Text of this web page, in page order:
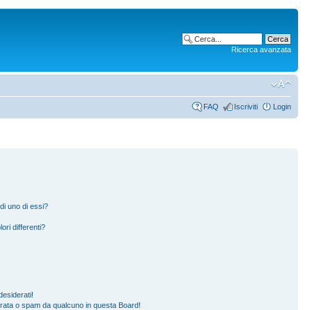
Ricerca avanzata
FAQ Iscriviti Login
uno di essi?
differenti?
o spam da qualcuno in questa Board!